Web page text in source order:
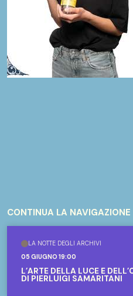
CONTINUA LA NAVIGAZIONE
LA NOTTE DEGLI ARCHIVI
05 GIUGNO 19:00
L’ARTE DELLA LUCE E
DI PIERLUIGI SAMARITANI